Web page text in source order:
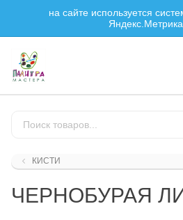
на сайте используется
Яндекс.Метрика
КИСТИ
ЧЕРНОБУРАЯ